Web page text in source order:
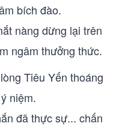
bích đào.
nàng dừng lại trên
ngâm thưởng thức.
Tiêu Yến thoáng
niệm.
đã thực sự... chấn